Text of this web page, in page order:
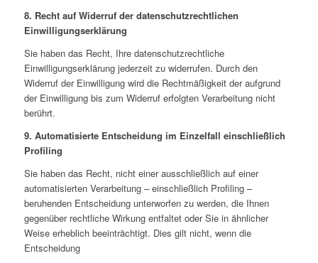
8. Recht auf Widerruf der datenschutzrechtlichen
Einwilligungserklärung
Sie haben das Recht, Ihre datenschutzrechtliche
Einwilligungserklärung jederzeit zu widerrufen. Durch den
Widerruf der Einwilligung wird die Rechtmäßigkeit der aufgrund
der Einwilligung bis zum Widerruf erfolgten Verarbeitung nicht
berührt.
9. Automatisierte Entscheidung im Einzelfall einschließlich
Profiling
Sie haben das Recht, nicht einer ausschließlich auf einer
automatisierten Verarbeitung – einschließlich Profiling –
beruhenden Entscheidung unterworfen zu werden, die Ihnen
gegenüber rechtliche Wirkung entfaltet oder Sie in ähnlicher
Weise erheblich beeinträchtigt. Dies gilt nicht, wenn die
Entscheidung